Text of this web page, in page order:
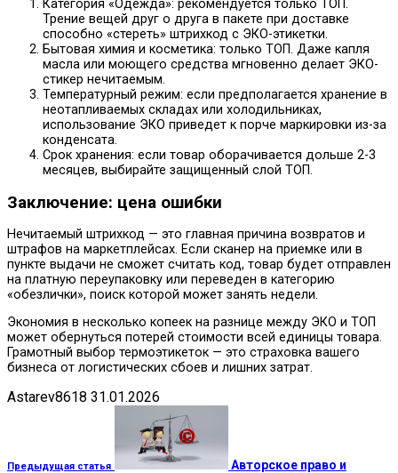
Категория «Одежда»: рекомендуется только ТОП.
Трение вещей друг о друга в пакете при доставке
способно «стереть» штрихкод с ЭКО-этикетки.
Бытовая химия и косметика: только ТОП. Даже капля
масла или моющего средства мгновенно делает ЭКО-
стикер нечитаемым.
Температурный режим: если предполагается хранение в
неотапливаемых складах или холодильниках,
использование ЭКО приведет к порче маркировки из-за
конденсата.
Срок хранения: если товар оборачивается дольше 2-3
месяцев, выбирайте защищенный слой ТОП.
Заключение: цена ошибки
Нечитаемый штрихкод — это главная причина возвратов и
штрафов на маркетплейсах. Если сканер на приемке или в
пункте выдачи не сможет считать код, товар будет отправлен
на платную переупаковку или переведен в категорию
«обезлички», поиск которой может занять недели.
Экономия в несколько копеек на разнице между ЭКО и ТОП
может обернуться потерей стоимости всей единицы товара.
Грамотный выбор термоэтикеток — это страховка вашего
бизнеса от логистических сбоев и лишних затрат.
Astarev8618 31.01.2026
Предыдущая статья
Авторское право и